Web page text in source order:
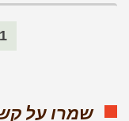
1
שמרו על